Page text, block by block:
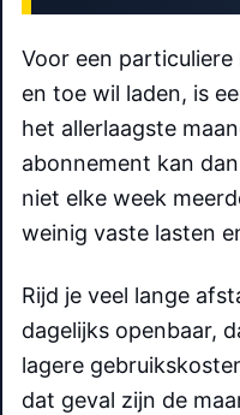
Voor een
en toe wil laden, is
het allerlaagste
abonnement kan
niet elke week
weinig vaste lasten
Rijd je veel lange
dagelijks openbaar,
lagere
dat geval zijn de